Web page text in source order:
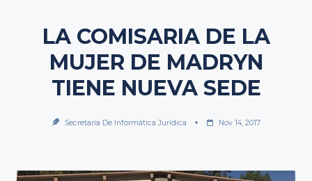
LA COMISARIA DE LA
MUJER DE MADRYN
TIENE NUEVA SEDE
Secretaría De Informática Jurídica Nov 14, 2017